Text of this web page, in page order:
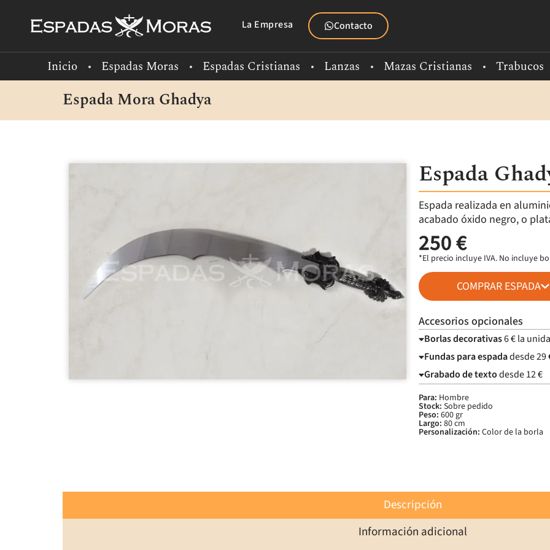
La Empresa Contacto
Inicio Espadas Moras Espadas Cristianas Lanzas Mazas Cristianas Trabucos
Espada Mora Ghadya
Espada
Espada realizada en
acabado óxido negro, o
250 €
*El precio incluye IVA. No incluye
COMPRAR ESPADA
Accesorios opcionales
Borlas decorativas6 € la
Fundas para espadadesde 29
Grabado de textodesde 12 €
Para: Hombre
Stock: Sobre pedido
Peso: 600 gr
Largo: 80 cm
Personalización: Color de la borla
Descripción
Información adicional